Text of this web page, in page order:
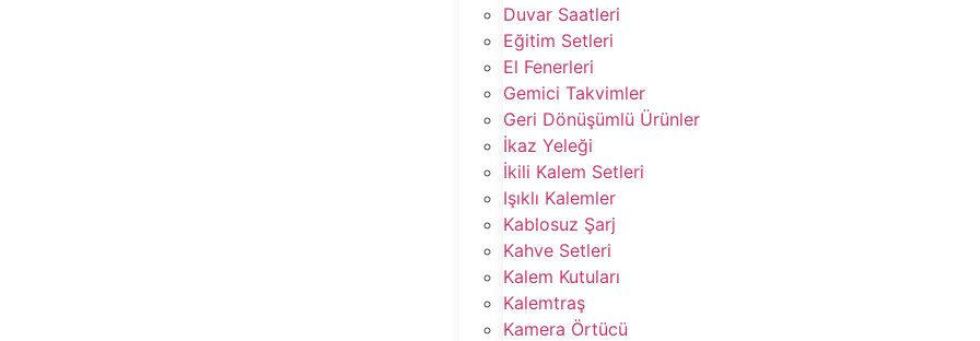
Duvar Saatleri
Eğitim Setleri
El Fenerleri
Gemici Takvimler
Geri Dönüşümlü Ürünler
İkaz Yeleği
İkili Kalem Setleri
Işıklı Kalemler
Kablosuz Şarj
Kahve Setleri
Kalem Kutuları
Kalemtraş
Kamera Örtücü